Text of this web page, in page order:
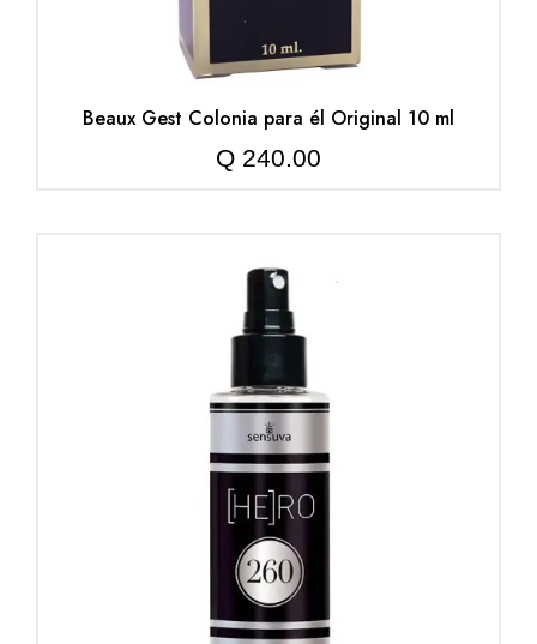
Beaux Gest Colonia para él Original 10 ml
Q 240.00